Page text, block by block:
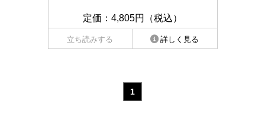
定価：4,805円（税込）
立ち読みする 詳しく見る
1